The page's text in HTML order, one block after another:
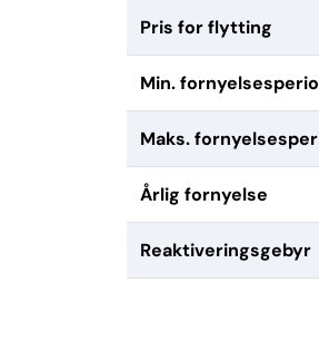
Pris for flytting
Min.
Maks.
Årlig fornyelse
Reaktiveringsgebyr